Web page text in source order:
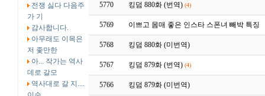
전쟁 싫다 다음주
가 기
감사합니다.
아무래도 이목은
저 좇만한
아... 작가는 역사
데로 갈모
역사대로 갈 지....
5770 킹덤 880화 (번역) (4)
5769 이쁘고 몸매 좋은 인스타 스폰녀 빼박 특징
5768 킹덤 880화 (미번역)
5767 킹덤 879화 (번역) (4)
5766 킹덤 879화 (미번역)